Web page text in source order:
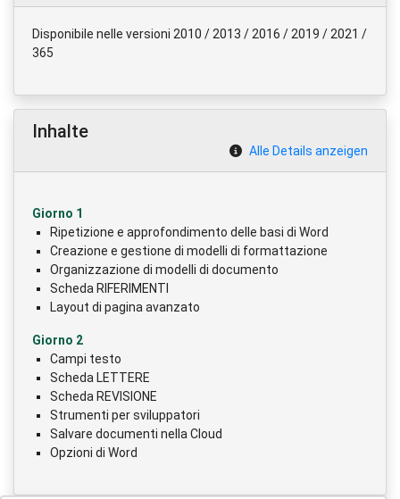
Disponibile nelle versioni 2010 / 2013 / 2016 / 2019 / 2021 /
365
Inhalte
Alle Details anzeigen
Giorno 1
Ripetizione e approfondimento delle basi di Word
Creazione e gestione di modelli di formattazione
Organizzazione di modelli di documento
Scheda RIFERIMENTI
Layout di pagina avanzato
Giorno 2
Campi testo
Scheda LETTERE
Scheda REVISIONE
Strumenti per sviluppatori
Salvare documenti nella Cloud
Opzioni di Word